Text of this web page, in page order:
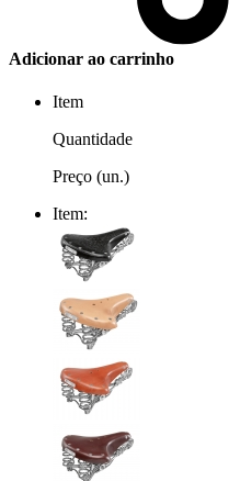
Adicionar ao carrinho
Item
Quantidade
Preço (un.)
Item: